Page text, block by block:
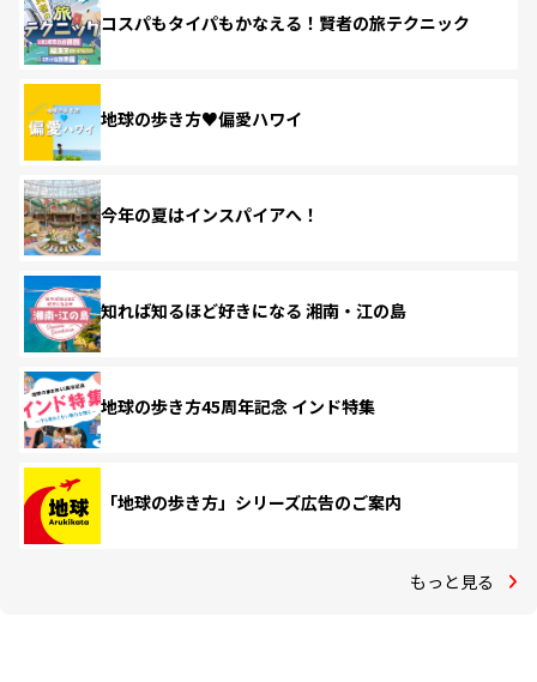
コスパもタイパもかなえる！賢者の旅テクニック
地球の歩き方♥偏愛ハワイ
今年の夏はインスパイアへ！
知れば知るほど好きになる 湘南・江の島
地球の歩き方45周年記念 インド特集
「地球の歩き方」シリーズ広告のご案内
もっと見る